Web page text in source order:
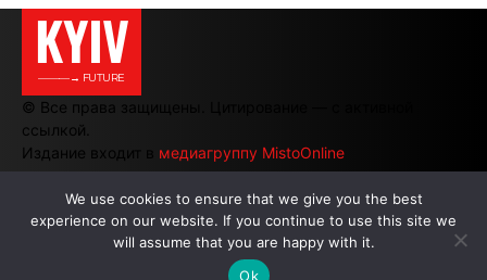
KYIV
———→ FUTURE
© Все права защищены. Цитирование — с активной
ссылкой.
Издание входит в медиагруппу MistoOnline
АВТОРЫ | РЕКЛАМА НА САЙТЕ
We use cookies to ensure that we give you the best
experience on our website. If you continue to use this site we
will assume that you are happy with it.
Ok